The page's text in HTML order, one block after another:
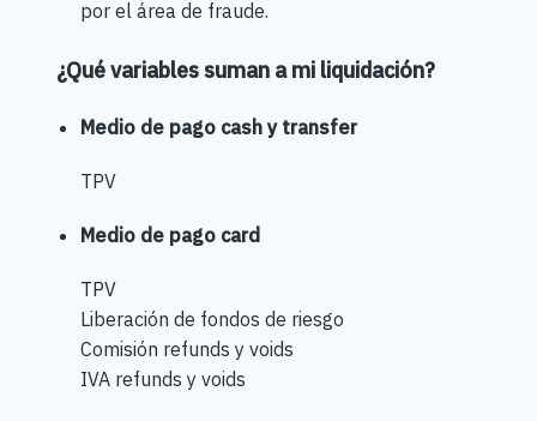
por el área de fraude.
¿Qué variables suman a mi liquidación?
Medio de pago cash y transfer
TPV
Medio de pago card
TPV
Liberación de fondos de riesgo
Comisión refunds y voids
IVA refunds y voids